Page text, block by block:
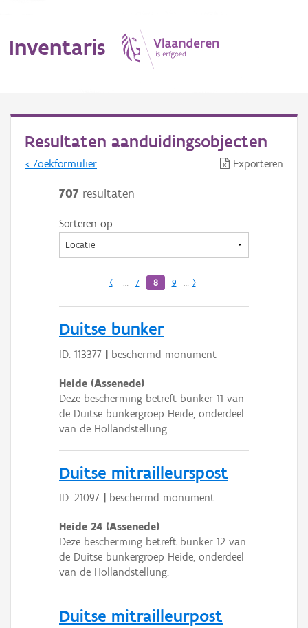
Inventaris
Erfgoedobject
Aanduidingsobject
Waarneming
Resultaten aanduidingsobjecten
< Zoekformulier Exporteren
707 resultaten
Sorteren op:
‹ … 7 8 9 … ›
Duitse bunker
ID: 113377 | beschermd monument
Heide (Assenede)
Deze bescherming betreft bunker 11 van
de Duitse bunkergroep Heide, onderdeel
van de Hollandstellung.
Duitse mitrailleurspost
ID: 21097 | beschermd monument
Heide 24 (Assenede)
Deze bescherming betreft bunker 12 van
de Duitse bunkergroep Heide, onderdeel
van de Hollandstellung.
Duitse mitrailleurpost